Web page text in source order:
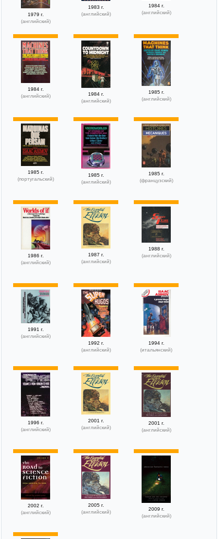
1979 г.
(английский)
1983 г.
(английский)
1984 г.
(английский)
1984 г.
(английский)
1984 г.
(английский)
1985 г.
(английский)
1985 г.
(португальский)
1985 г.
(английский)
1985 г.
(французский)
1986 г.
(английский)
1987 г.
(английский)
1988 г.
(английский)
1991 г.
(английский)
1992 г.
(английский)
1994 г.
(итальянский)
1996 г.
(английский)
2001 г.
(английский)
2001 г.
(английский)
2002 г.
(английский)
2005 г.
(английский)
2009 г.
(английский)